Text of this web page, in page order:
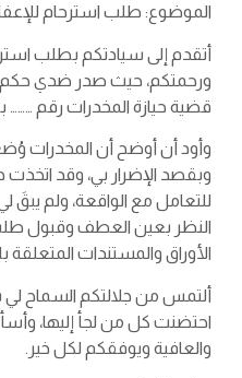
الموضوع: طلب استرحام
أتقدم إلى سيادتكم بطلب
ورحمتكم، حيث صدر ضدي حكم
قضية حيازة المخدرات رقم ………
وأود أن أوضح أن المخدرات
وبقصد الإضرار بي، وقد اتخذت
للتعامل مع الواقعة، ولم يبقَ
النظر بعين العطف وقبول
الأوراق والمستندات المتعلقة
ألتمس من جلالتكم السماح لي
احتضنت كل من لجأ إليها،
والعافية ويوفقكم لكل خير.